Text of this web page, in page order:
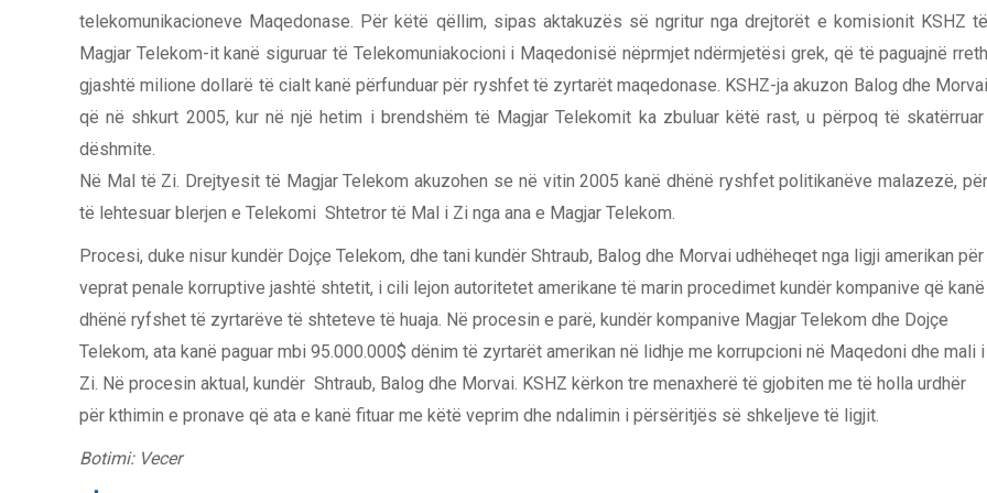
telekomunikacioneve Maqedonase. Për këtë qëllim, sipas aktakuzës së ngritur nga drejtorët e komisionit KSHZ të
Magjar Telekom-it kanë siguruar të Telekomuniakocioni i Maqedonisë nëprmjet ndërmjetësi grek, që të paguajnë rreth
gjashtë milione dollarë të cialt kanë përfunduar për ryshfet të zyrtarët maqedonase. KSHZ-ja akuzon Balog dhe Morvai
që në shkurt 2005, kur në një hetim i brendshëm të Magjar Telekomit ka zbuluar këtë rast, u përpoq të skatërruar
dëshmite.
Në Mal të Zi. Drejtyesit të Magjar Telekom akuzohen se në vitin 2005 kanë dhënë ryshfet politikanëve malazezë, për
të lehtesuar blerjen e Telekomi Shtetror të Mal i Zi nga ana e Magjar Telekom.
Procesi, duke nisur kundër Dojçe Telekom, dhe tani kundër Shtraub, Balog dhe Morvai udhëheqet nga ligji amerikan për
veprat penale korruptive jashtë shtetit, i cili lejon autoritetet amerikane të marin procedimet kundër kompanive që kanë
dhënë ryfshet të zyrtarëve të shteteve të huaja. Në procesin e parë, kundër kompanive Magjar Telekom dhe Dojçe
Telekom, ata kanë paguar mbi 95.000.000$ dënim të zyrtarët amerikan në lidhje me korrupcioni në Maqedoni dhe mali i
Zi. Në procesin aktual, kundër Shtraub, Balog dhe Morvai. KSHZ kërkon tre menaxherë të gjobiten me të holla urdhër
për kthimin e pronave që ata e kanë fituar me këtë veprim dhe ndalimin i përsëritjës së shkeljeve të ligjit.
Botimi: Vecer